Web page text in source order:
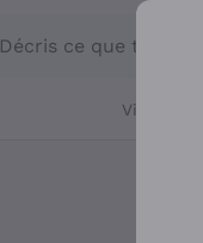
Décris ce que tu
Vins